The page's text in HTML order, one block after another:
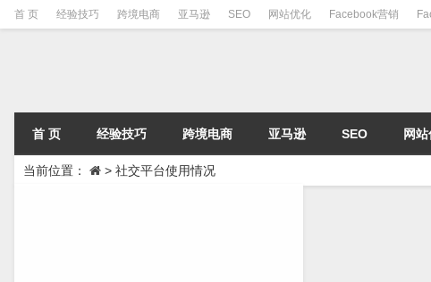
首 页 经验技巧 跨境电商 亚马逊 SEO 网站优化 Facebook营销
首 页 经验技巧 跨境电商 亚马逊 SEO 网
当前位置： > 社交平台使用情况